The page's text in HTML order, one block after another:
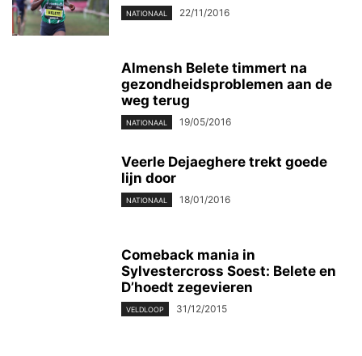
NATIONAAL 22/11/2016
Almensh Belete timmert na
gezondheidsproblemen aan de
weg terug
NATIONAAL 19/05/2016
Veerle Dejaeghere trekt goede
lijn door
NATIONAAL 18/01/2016
Comeback mania in
Sylvestercross Soest: Belete en
D’hoedt zegevieren
VELDLOOP 31/12/2015